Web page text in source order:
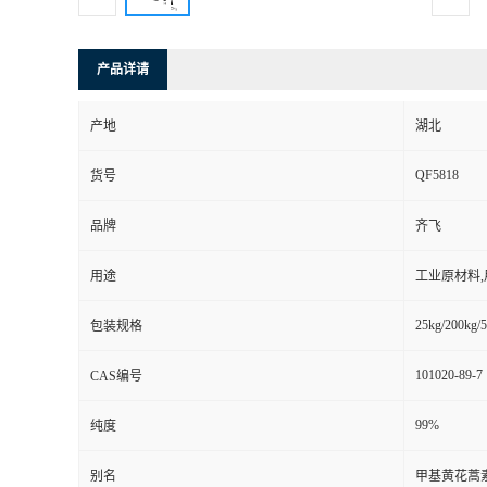
产品详请
产地 湖北
货号 QF5818
品牌 齐飞
用途 工业原材料
包装规格 25kg/200kg/
CAS编号 101020-89-7
纯度 99%
别名 甲基黄花蒿